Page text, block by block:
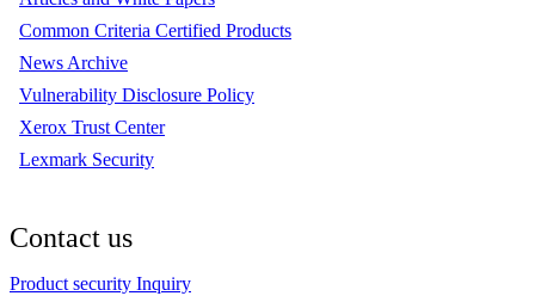
Common Criteria Certified Products
News Archive
Vulnerability Disclosure Policy
Xerox Trust Center
Lexmark Security
Contact us
Product security Inquiry